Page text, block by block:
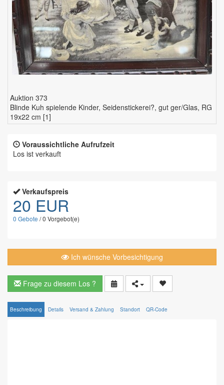
Auktion 373
Blinde Kuh spielende Kinder, Seidenstickerei?, gut ger/Glas, RG
19x22 cm [1]
Voraussichtliche Aufrufzeit
Los ist verkauft
Verkaufspreis
20 EUR
0 Gebote /0 Vorgebot(e)
Ich wünsche Vorbesichtigung
Frage zu diesem Los ?
Beschreibung Details Versand & Zahlung Standort QR-Code